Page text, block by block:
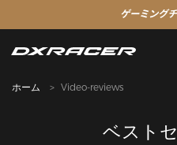
ゲーミング
ホーム Video-reviews
ベスト